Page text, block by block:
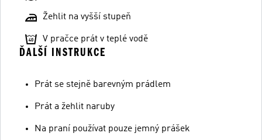
Žehlit na vyšší stupeň
V pračce prát v teplé vodě
ĎALŠÍ INSTRUKCE
Prát se stejně barevným prádlem
Prát a žehlit naruby
Na praní používat pouze jemný prášek